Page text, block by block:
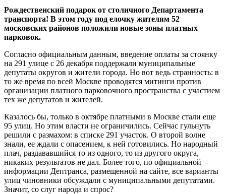
Рождественский подарок от столичного Департамента
транспорта! В этом году под елочку жителям 52
московских районов положили новые зоны платных
парковок.
Согласно официальным данным, введение оплаты за стоянку
на 291 улице с 26 декабря поддержали муниципальные
депутаты округов и жители города. Но вот ведь странность: в
то же время по всей Москве проводятся митинги против
организации платного парковочного пространства с участием
тех же депутатов и жителей.
Казалось бы, только в октябре платными в Москве стали еще
95 улиц. Но этим власти не ограничились. Сейчас гульнуть
решили с размахом: в списке 291 участок. О второй волне
знали, ее ждали с опасением, к ней готовились. Но народный
плач, раздававшийся то из одного, то из другого округа,
никаких результатов не дал. Более того, по официальной
информации Дептранса, размещенной на сайте, все варианты
улиц чиновники обсуждали с муниципальными депутатами.
Значит, со слуг народа и спрос?